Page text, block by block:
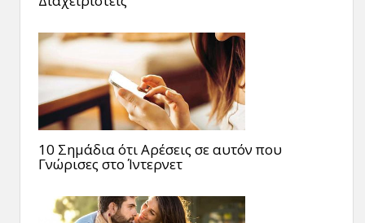
10 Σημάδια ότι Αρέσεις σε αυτόν που
Γνώρισες στο Ίντερνετ